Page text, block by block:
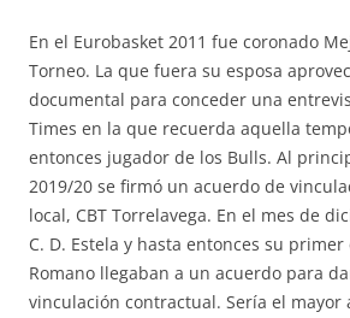
En el Eurobasket 2011 fue coronado
Torneo. La que fuera su esposa
documental para conceder una
Times en la que recuerda aquella
entonces jugador de los Bulls. Al
2019/20 se firmó un acuerdo de
local, CBT Torrelavega. En el mes de
C. D. Estela y hasta entonces su
Romano llegaban a un acuerdo para
vinculación contractual. Sería el mayor